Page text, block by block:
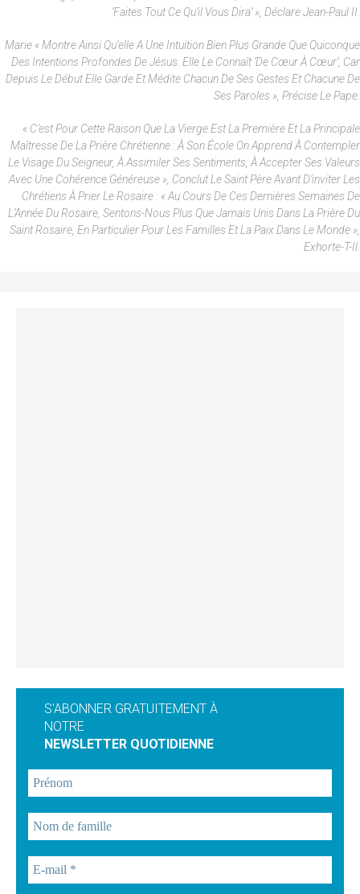
‘Faites Tout Ce Qu’il Vous Dira’ », Déclare Jean-Paul II.
Marie « Montre Ainsi Qu’elle A Une Intuition Bien Plus Grande Que Quiconque
Des Intentions Profondes De Jésus. Elle Le Connaît ‘de Cœur À Cœur’, Car
Depuis Le Début Elle Garde Et Médite Chacun De Ses Gestes Et Chacune De
Ses Paroles », Précise Le Pape.
« C’est Pour Cette Raison Que La Vierge Est La Première Et La Principale
Maîtresse De La Prière Chrétienne : À Son École On Apprend À Contempler
Le Visage Du Seigneur, À Assimiler Ses Sentiments, À Accepter Ses Valeurs
Avec Une Cohérence Généreuse », Conclut Le Saint Père Avant D’inviter Les
Chrétiens À Prier Le Rosaire : « Au Cours De Ces Dernières Semaines De
L’Année Du Rosaire, Sentons-Nous Plus Que Jamais Unis Dans La Prière Du
Saint Rosaire, En Particulier Pour Les Familles Et La Paix Dans Le Monde »,
Exhorte-T-Il.
S'ABONNER GRATUITEMENT À
NOTRE
NEWSLETTER QUOTIDIENNE